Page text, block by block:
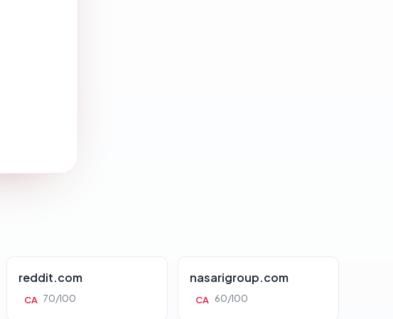
reddit.com
CA 70/100
nasarigroup.com
CA 60/100